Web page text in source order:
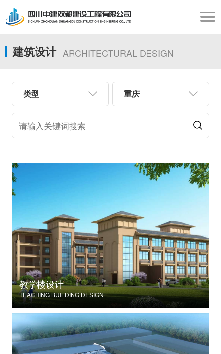
建筑设计 ARCHITECTURAL DESIGN
类型 重庆
教学楼设计
TEACHING BUILDING DESIGN